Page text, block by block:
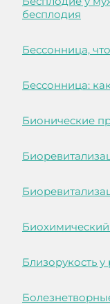
бесплодия
Бессонница,
Бессонница:
Бионические
Близорукость